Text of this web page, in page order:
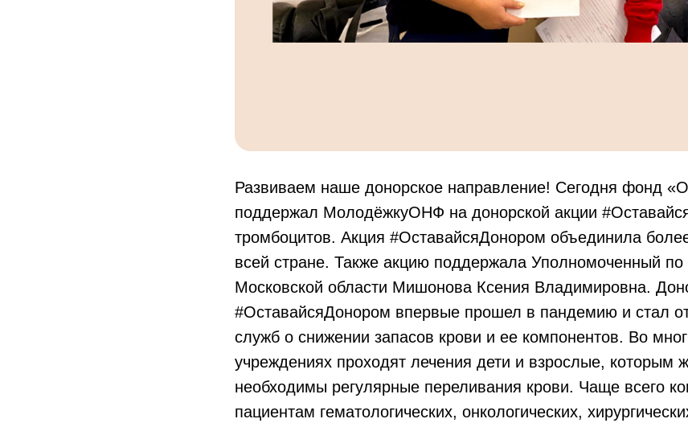
Развиваем наше донорское направление! Сегодня фонд
поддержал МолодёжкуОНФ на донорской акции
тромбоцитов. Акция #ОставайсяДонором объединила
всей стране. Также акцию поддержала Уполномоченный по
Московской области Мишонова Ксения Владимировна.
#ОставайсяДонором впервые прошел в пандемию и стал
служб о снижении запасов крови и ее компонентов. Во
учреждениях проходят лечения дети и взрослые, которым
необходимы регулярные переливания крови. Чаще всего
пациентам гематологических, онкологических,